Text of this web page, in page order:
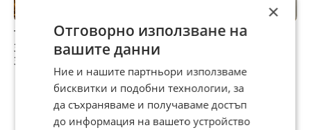
Търся
ЗЕМЕДЕЛСКА
ЗЕМЯ за купуване
и арендоване в
района на с.
Орлов дол, с.
Владимирово, с.
ЛОЗЕ-С.МАРКОВО-
м. ГЕРЕНА
23 975 €
46 891,02 лв
с. МАРКОВО-
борсата първенец
22 170 €
43 360,75 лв
×
Отговорно използване на
вашите данни
Ние и нашите партньори използваме
бисквитки и подобни технологии, за
да съхраняваме и получаваме достъп
до информация на вашето устройство